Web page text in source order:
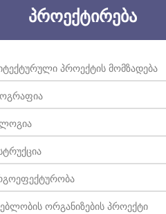
ᲞᲠᲝᲔᲥᲢᲘᲠᲔᲑᲐ
ᲞᲠᲝᲔᲥᲢᲘᲡ ᲛᲝᲛᲖᲐᲓᲔᲑᲐ
ᲝᲠᲒᲐᲜᲘᲖᲔᲑᲘᲡ ᲞᲠᲝᲔᲥᲢᲘ